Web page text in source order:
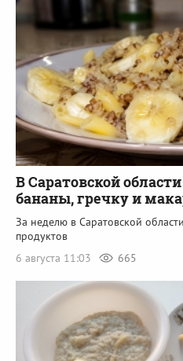
В Саратовской
бананы, гречку и
За неделю в Саратовской
продуктов
6 августа 11:03
665